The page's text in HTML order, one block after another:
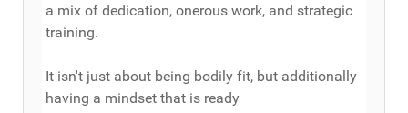
a mix of dedication, onerous work, and strategic
training.
It isn't just about being bodily fit, but additionally
having a mindset that is ready